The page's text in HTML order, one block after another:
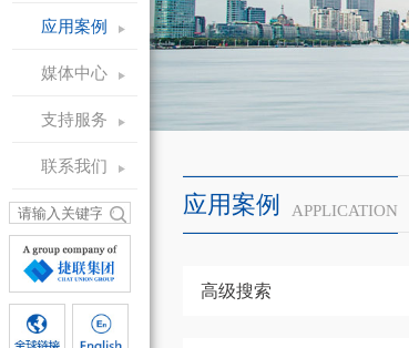
应用案例
媒体中心
支持服务
联系我们
应用案例 APPLICATION
高级搜索